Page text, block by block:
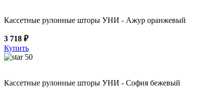
Кассетные рулонные шторы УНИ - Ажур оранжевый
3 718 ₽
Купить
50
Кассетные рулонные шторы УНИ - София бежевый